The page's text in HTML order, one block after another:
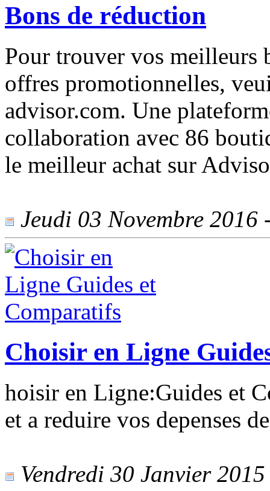
Bons de réduction
Pour trouver vos meilleurs
offres promotionnelles,
advisor.com. Une
collaboration avec 86
le meilleur achat sur
Jeudi 03 Novembre 2016
Choisir en Ligne
hoisir en Ligne:Guides et
et a reduire vos depenses
Vendredi 30 Janvier